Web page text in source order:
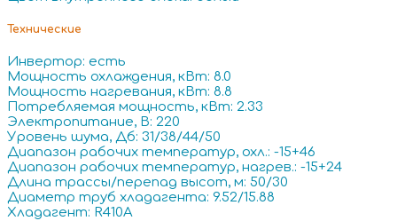
Технические
Инвертор: есть
Мощность охлаждения, кВт: 8.0
Мощность нагревания, кВт: 8.8
Потребляемая мощность, кВт: 2.33
Электропитание, В: 220
Уровень шума, Дб: 31/38/44/50
Диапазон рабочих температур, охл.: -15+46
Диапазон рабочих температур, нагрев.: -15+24
Длина трассы/перепад высот, м: 50/30
Диаметр труб хладагента: 9.52/15.88
Хладагент: R410A